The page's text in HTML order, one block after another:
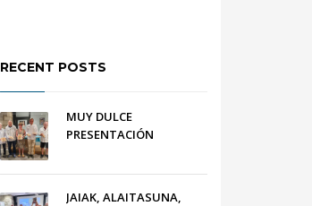
RECENT POSTS
MUY DULCE
PRESENTACIÓN
JAIAK, ALAITASUNA,